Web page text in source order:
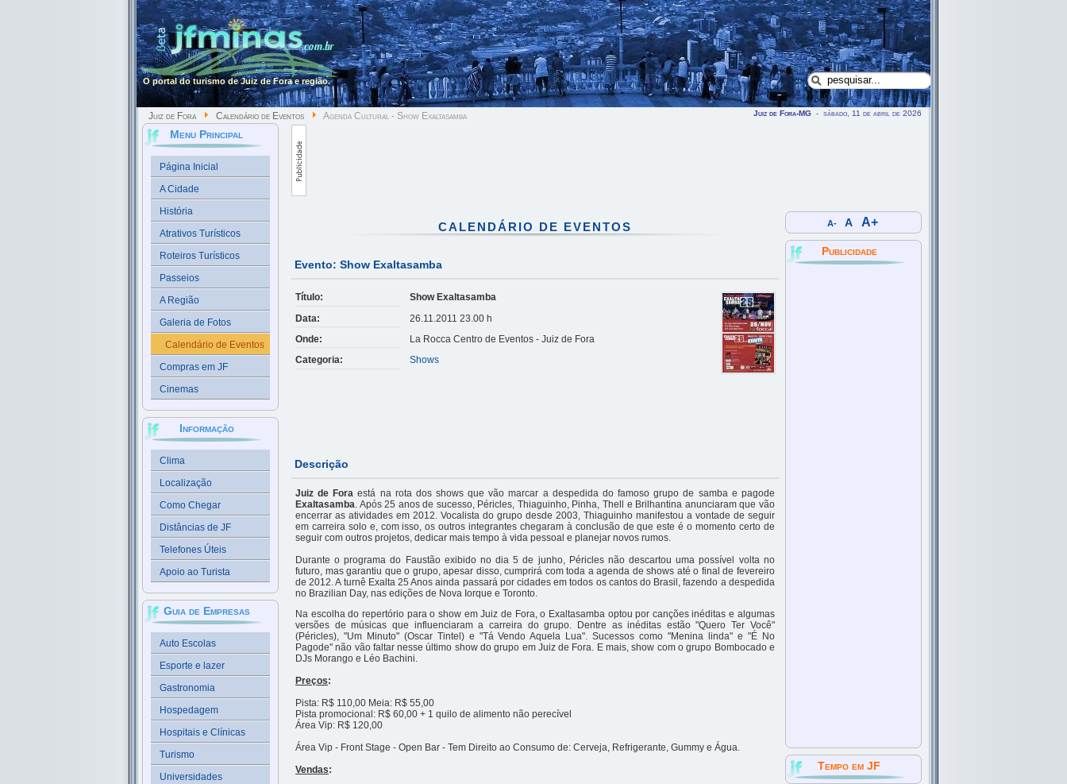
O portal do turismo de Juiz de Fora e região.
Juiz de Fora Calendário de Eventos Agenda Cultural - Show Exaltasamba Juiz de Fora-MG - sábado, 11 de abril de 2026
Menu Principal
Página Inicial
A Cidade
História
Atrativos Turísticos
Roteiros Turísticos
Passeios
A Região
Galeria de Fotos
Calendário de Eventos
Compras em JF
Cinemas
Informação
Clima
Localização
Como Chegar
Distâncias de JF
Telefones Úteis
Apoio ao Turista
Guia de Empresas
Auto Escolas
Esporte e lazer
Gastronomia
Hospedagem
Hospitais e Clínicas
Turismo
Universidades
CALENDÁRIO DE EVENTOS
Evento: Show Exaltasamba
Título:
Show Exaltasamba
Data:
26.11.2011 23.00 h
Onde:
La Rocca Centro de Eventos - Juiz de Fora
Categoria:
Shows
Descrição
Juiz de Fora está na rota dos shows que vão marcar a despedida do famoso grupo de samba e pagode
Exaltasamba. Após 25 anos de sucesso, Péricles, Thiaguinho, Pinha, Thell e Brilhantina anunciaram que vão
encerrar as atividades em 2012. Vocalista do grupo desde 2003, Thiaguinho manifestou a vontade de seguir
em carreira solo e, com isso, os outros integrantes chegaram à conclusão de que este é o momento certo de
seguir com outros projetos, dedicar mais tempo à vida pessoal e planejar novos rumos.
Durante o programa do Faustão exibido no dia 5 de junho, Péricles não descartou uma possível volta no
futuro, mas garantiu que o grupo, apesar disso, cumprirá com toda a agenda de shows até o final de fevereiro
de 2012. A turnê Exalta 25 Anos ainda passará por cidades em todos os cantos do Brasil, fazendo a despedida
no Brazilian Day, nas edições de Nova Iorque e Toronto.
Na escolha do repertório para o show em Juiz de Fora, o Exaltasamba optou por canções inéditas e algumas
versões de músicas que influenciaram a carreira do grupo. Dentre as inéditas estão "Quero Ter Você"
(Péricles), "Um Minuto" (Oscar Tintel) e "Tá Vendo Aquela Lua". Sucessos como "Menina linda" e "É No
Pagode" não vão faltar nesse último show do grupo em Juiz de Fora. E mais, show com o grupo Bombocado e
DJs Morango e Léo Bachini.
Preços:
Pista: R$ 110,00 Meia: R$ 55,00
Pista promocional: R$ 60,00 + 1 quilo de alimento não perecível
Área Vip: R$ 120,00
Área Vip - Front Stage - Open Bar - Tem Direito ao Consumo de: Cerveja, Refrigerante, Gummy e Água.
Vendas:
A- A A+
Publicidade
Tempo em JF